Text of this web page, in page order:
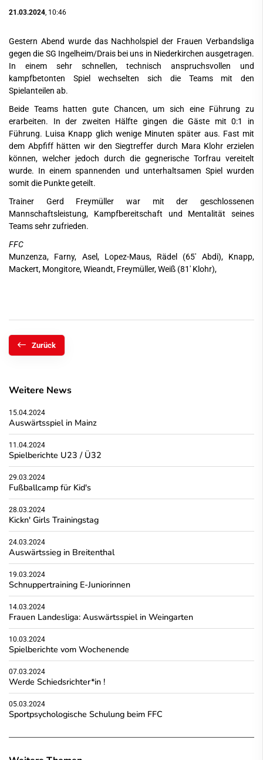
21.03.2024, 10:46
Gestern Abend wurde das Nachholspiel der Frauen Verbandsliga
gegen die SG Ingelheim/Drais bei uns in Niederkirchen ausgetragen.
In einem sehr schnellen, technisch anspruchsvollen und
kampfbetonten Spiel wechselten sich die Teams mit den
Spielanteilen ab.
Beide Teams hatten gute Chancen, um sich eine Führung zu
erarbeiten. In der zweiten Hälfte gingen die Gäste mit 0:1 in
Führung. Luisa Knapp glich wenige Minuten später aus. Fast mit
dem Abpfiff hätten wir den Siegtreffer durch Mara Klohr erzielen
können, welcher jedoch durch die gegnerische Torfrau vereitelt
wurde. In einem spannenden und unterhaltsamen Spiel wurden
somit die Punkte geteilt.
Trainer Gerd Freymüller war mit der geschlossenen
Mannschaftsleistung, Kampfbereitschaft und Mentalität seines
Teams sehr zufrieden.
FFC
Munzenza, Farny, Asel, Lopez-Maus, Rädel (65' Abdi), Knapp,
Mackert, Mongitore, Wieandt, Freymüller, Weiß (81' Klohr),
Zurück
Weitere News
15.04.2024
Auswärtsspiel in Mainz
11.04.2024
Spielberichte U23 / Ü32
29.03.2024
Fußballcamp für Kid's
28.03.2024
Kickn' Girls Trainingstag
24.03.2024
Auswärtssieg in Breitenthal
19.03.2024
Schnuppertraining E-Juniorinnen
14.03.2024
Frauen Landesliga: Auswärtsspiel in Weingarten
10.03.2024
Spielberichte vom Wochenende
07.03.2024
Werde Schiedsrichter*in !
05.03.2024
Sportpsychologische Schulung beim FFC